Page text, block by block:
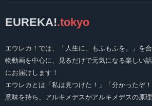
EUREKA!.tokyo
エウレカ！では、「人生に、もふもふを。」を
物動画を中心に、見るだけで元気になる楽しい
にお届けします！
エウレカとは「私は見つけた！」「分かったぞ
意味を持ち、アルキメデスがアルキメデスの原